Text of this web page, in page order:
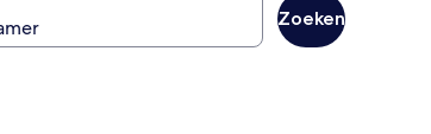
Zoeken